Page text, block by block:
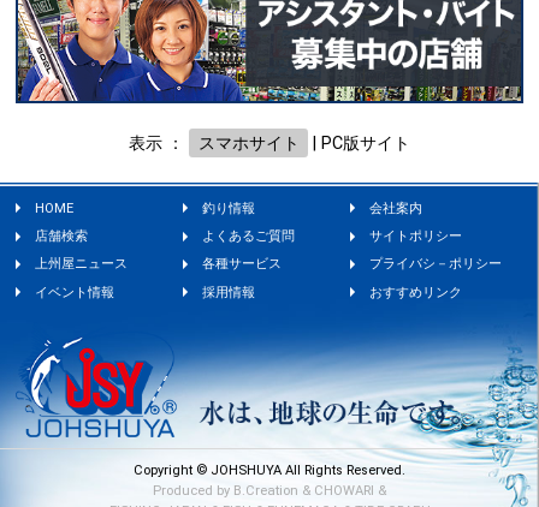
表示 ： スマホサイト PC版サイト
HOME 釣り情報
会社案内
店舗検索
よくあるご質問
サイトポリシー
上州屋ニュース
各種サービス
プライバシ－ポリシー
イベント情報
採用情報 おすすめリンク
Copyright © JOHSHUYA All Rights Reserved.
Produced by B.Creation & CHOWARI &